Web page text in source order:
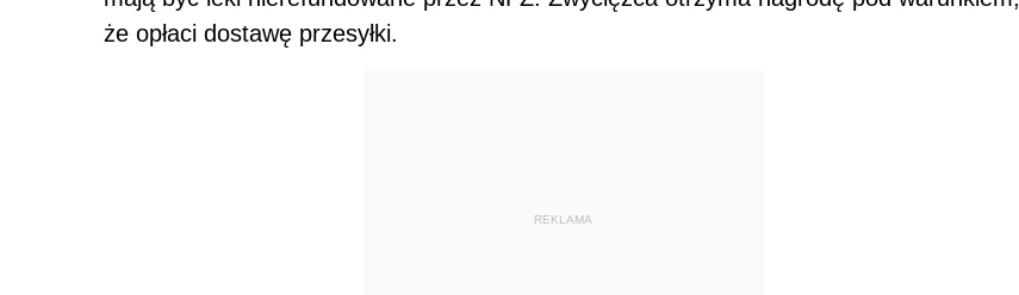
że opłaci dostawę przesyłki.
REKLAMA